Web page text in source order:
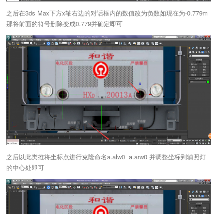
之后在3ds Max下方x轴右边的对话框内的数值改为负数如现在为-0.779m
那将前面的符号删除变成0.779并确定即可
之后以此类推将坐标点进行克隆命名a.alw0 a.arw0 并调整坐标到辅照灯
的中心处即可